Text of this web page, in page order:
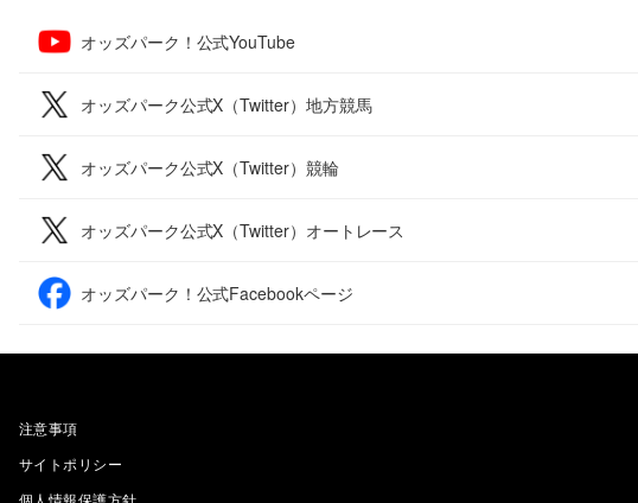
オッズパーク！公式YouTube
オッズパーク公式X（Twitter）地方競馬
オッズパーク公式X（Twitter）競輪
オッズパーク公式X（Twitter）オートレース
オッズパーク！公式Facebookページ
注意事項
サイトポリシー